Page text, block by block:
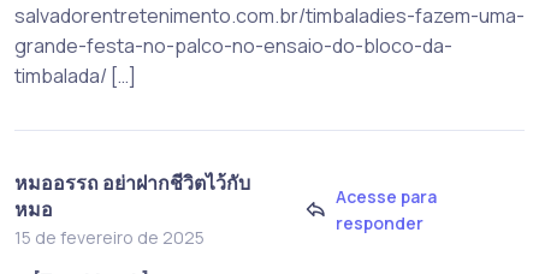
salvadorentretenimento.com.br/timbaladies-fazem-uma-
grande-festa-no-palco-no-ensaio-do-bloco-da-
timbalada/ […]
หมออรรถ อย่าฝากชีวิตไว้กับ
หมอ
15 de fevereiro de 2025
Acesse para
responder